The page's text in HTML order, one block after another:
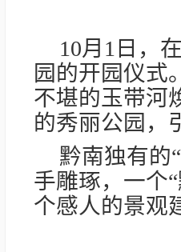
10月 1 日，
园的开园仪式
不堪的玉带河
的秀丽公园，
黔南独有的
手雕琢，一个
个感人的景观